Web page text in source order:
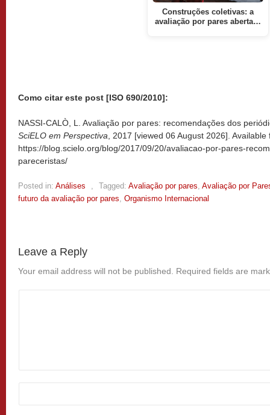
Construções coletivas: a
avaliação por pares aberta…
Como citar este post [ISO 690/2010]:
NASSI-CALÒ, L. Avaliação por pares: recomendações dos
SciELO em Perspectiva , 2017 [viewed 06 August 2026]. Available
https://blog.scielo.org/blog/2017/09/20/avaliacao-por-pares-
pareceristas/
Posted in: Análises Tagged: Avaliação por pares Avaliação por
futuro da avaliação por pares Organismo Internacional
Leave a Reply
Your email address will not be published. Required fields are